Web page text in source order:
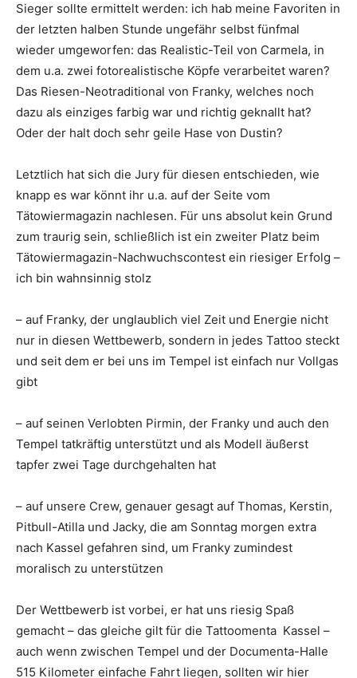
Sieger sollte ermittelt werden: ich hab meine Favoriten in
der letzten halben Stunde ungefähr selbst fünfmal
wieder umgeworfen: das Realistic-Teil von Carmela, in
dem u.a. zwei fotorealistische Köpfe verarbeitet waren?
Das Riesen-Neotraditional von Franky, welches noch
dazu als einziges farbig war und richtig geknallt hat?
Oder der halt doch sehr geile Hase von Dustin?
Letztlich hat sich die Jury für diesen entschieden, wie
knapp es war könnt ihr u.a. auf der Seite vom
Tätowiermagazin nachlesen. Für uns absolut kein Grund
zum traurig sein, schließlich ist ein zweiter Platz beim
Tätowiermagazin-Nachwuchscontest ein riesiger Erfolg –
ich bin wahnsinnig stolz
– auf Franky, der unglaublich viel Zeit und Energie nicht
nur in diesen Wettbewerb, sondern in jedes Tattoo steckt
und seit dem er bei uns im Tempel ist einfach nur Vollgas
gibt
– auf seinen Verlobten Pirmin, der Franky und auch den
Tempel tatkräftig unterstützt und als Modell äußerst
tapfer zwei Tage durchgehalten hat
– auf unsere Crew, genauer gesagt auf Thomas, Kerstin,
Pitbull-Atilla und Jacky, die am Sonntag morgen extra
nach Kassel gefahren sind, um Franky zumindest
moralisch zu unterstützen
Der Wettbewerb ist vorbei, er hat uns riesig Spaß
gemacht – das gleiche gilt für die Tattoomenta Kassel –
auch wenn zwischen Tempel und der Documenta-Halle
515 Kilometer einfache Fahrt liegen, sollten wir hier